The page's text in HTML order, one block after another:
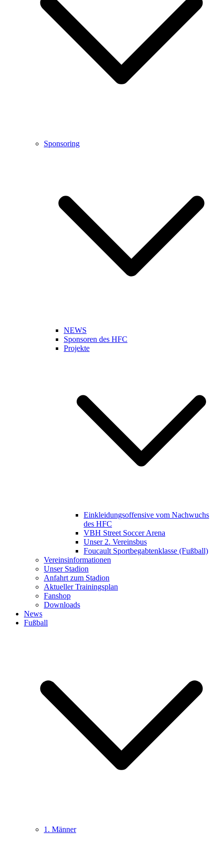
Sponsoring
NEWS
Sponsoren des HFC
Projekte
Einkleidungsoffensive vom Nachwuchs
des HFC
VBH Street Soccer Arena
Unser 2. Vereinsbus
Foucault Sportbegabtenklasse (Fußball)
Vereinsinformationen
Unser Stadion
Anfahrt zum Stadion
Aktueller Trainingsplan
Fanshop
Downloads
News
Fußball
1. Männer